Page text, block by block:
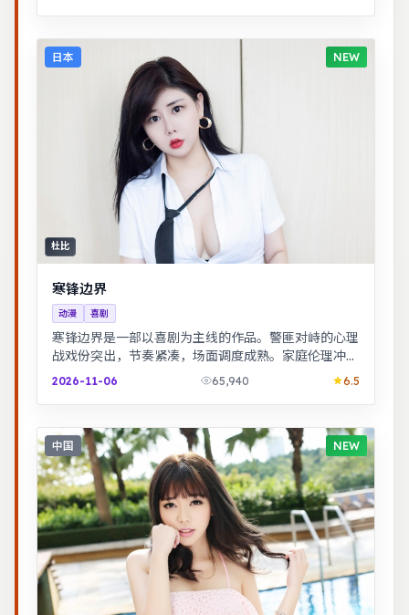
日本 NEW
杜比
寒锋边界
动漫 喜剧
寒锋边界是一部以喜剧为主线的作品。警匪对峙的心理
战戏份突出，节奏紧凑，场面调度成熟。家庭伦理冲突
在一场意外后集中爆发，情感冲击力足。
2026-11-06 65,940 6.5
中国 NEW